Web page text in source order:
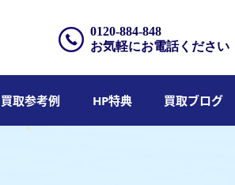
0120-884-848
お気軽にお電話ください
買取参考例 HP特典 買取ブログ